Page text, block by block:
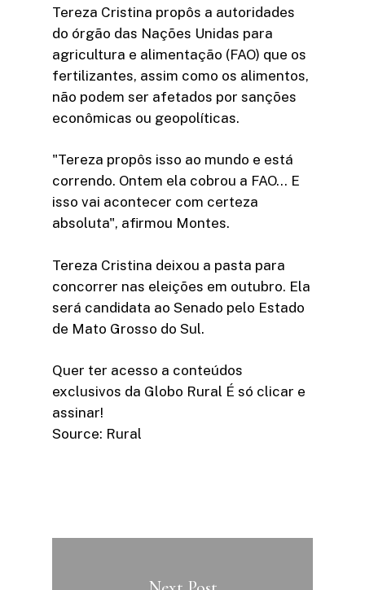
Tereza Cristina propôs a autoridades
do órgão das Nações Unidas para
agricultura e alimentação (FAO) que os
fertilizantes, assim como os alimentos,
não podem ser afetados por sanções
econômicas ou geopolíticas.
"Tereza propôs isso ao mundo e está
correndo. Ontem ela cobrou a FAO… E
isso vai acontecer com certeza
absoluta", afirmou Montes.
Tereza Cristina deixou a pasta para
concorrer nas eleições em outubro. Ela
será candidata ao Senado pelo Estado
de Mato Grosso do Sul.
Quer ter acesso a conteúdos
exclusivos da Globo Rural É só clicar e
assinar!​
Source: Rural